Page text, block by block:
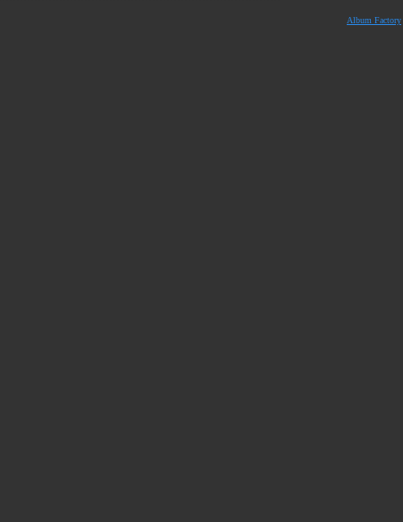
Album Factory